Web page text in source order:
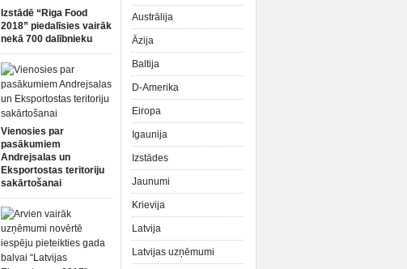
Izstādē “Riga Food
2018” piedalīsies vairāk
nekā 700 dalībnieku
Vienosies par
pasākumiem
Andrejsalas un
Eksportostas teritoriju
sakārtošanai
Austrālija
Āzija
Baltija
D-Amerika
Eiropa
Igaunija
Izstādes
Jaunumi
Krievija
Latvija
Latvijas uzņēmumi